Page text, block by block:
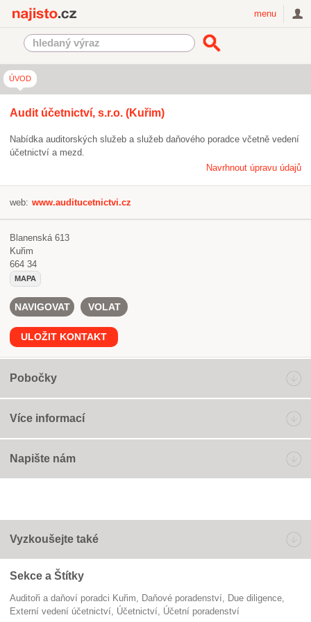
menu
ÚVOD
Audit účetnictví, s.r.o. (Kuřim)
Nabídka auditorských služeb a služeb daňového poradce včetně vedení
účetnictví a mezd.
Navrhnout úpravu údajů
web: www.auditucetnictvi.cz
Blanenská 613
Kuřim
664 34
MAPA
NAVIGOVAT VOLAT
ULOŽIT KONTAKT
Pobočky
Více informací
Napište nám
Vyzkoušejte také
Sekce a Štítky
Auditoři a daňoví poradci Kuřim daňové poradenství
due diligence
externí vedení účetnictví
Účetnictví účetní poradenství